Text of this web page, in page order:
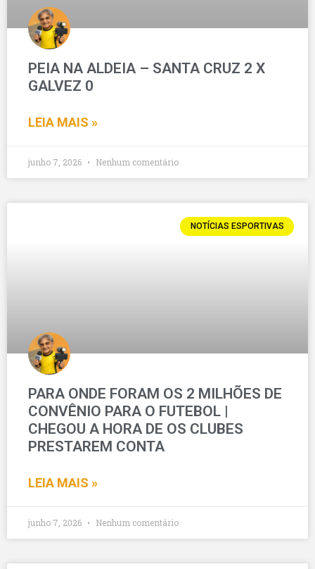
PEIA NA ALDEIA – SANTA CRUZ 2 X
GALVEZ 0
LEIA MAIS »
junho 7, 2026 Nenhum comentário
NOTÍCIAS ESPORTIVAS
PARA ONDE FORAM OS 2 MILHÕES DE
CONVÊNIO PARA O FUTEBOL |
CHEGOU A HORA DE OS CLUBES
PRESTAREM CONTA
LEIA MAIS »
junho 7, 2026 Nenhum comentário